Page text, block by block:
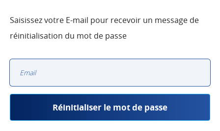
Saisissez votre E-mail pour recevoir un message de
réinitialisation du mot de passe
Adresse e-mail
Réinitialiser le mot de passe